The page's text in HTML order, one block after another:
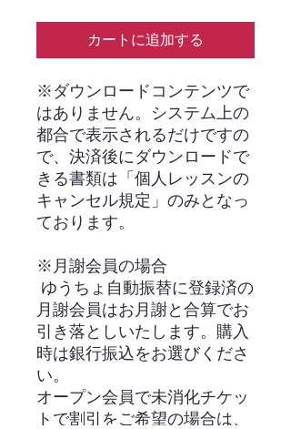
カートに追加する
※ダウンロードコンテンツで
はありません。システム上の
都合で表示されるだけですの
で、決済後にダウンロードで
きる書類は「個人レッスンの
キャンセル規定」のみとなっ
ております。
※月謝会員の場合
ゆうちょ自動振替に登録済の
月謝会員はお月謝と合算でお
引き落としいたします。購入
時は銀行振込をお選びくださ
い。
オープン会員で未消化チケッ
トで割引をご希望の場合は、